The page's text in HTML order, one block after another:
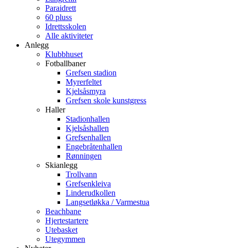
Paraidrett
60 pluss
Idrettsskolen
Alle aktiviteter
Anlegg
Klubbhuset
Fotballbaner
Grefsen stadion
Myrerfeltet
Kjelsåsmyra
Grefsen skole kunstgress
Haller
Stadionhallen
Kjelsåshallen
Grefsenhallen
Engebråtenhallen
Rønningen
Skianlegg
Trollvann
Grefsenkleiva
Linderudkollen
Langsetløkka / Varmestua
Beachbane
Hjertestartere
Utebasket
Utegymmen